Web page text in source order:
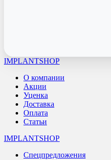
IMPLANTSHOP
О компании
Акции
Уценка
Доставка
Оплата
Статьи
IMPLANTSHOP
Спецпредложения